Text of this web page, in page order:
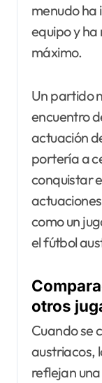
menudo ha
equipo y
máximo.
Un partido
encuentro
actuación
portería a
conquistar
como un
el fútbol
otros
Cuando se
austriacos,
reflejan